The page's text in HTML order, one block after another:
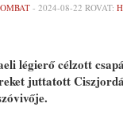
- 2024-08-22 ROVAT:
légierő célzott
juttatott